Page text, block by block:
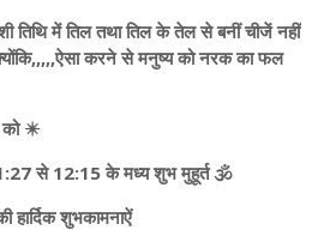
तिथि में तिल तथा तिल के तेल से बनीं चीजें नहीं
करने से मनुष्य को नरक का फल
को ✴️
से 12:15 के मध्य शुभ मुहूर्त 🕉️
हार्दिक शुभकामनाऐं